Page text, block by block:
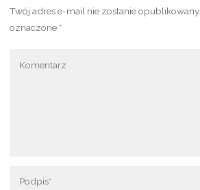
Twój adres e-mail nie zostanie opublikowany.
oznaczone *